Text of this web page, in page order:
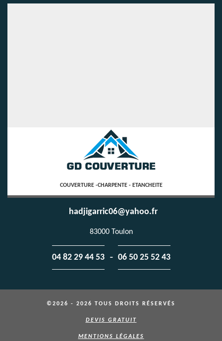
COUVERTURE -CHARPENTE - ETANCHEITE
hadjigarric06@yahoo.fr
83000 Toulon
04 82 29 44 53 - 06 50 25 52 43
©2026 - 2026 TOUS DROITS RÉSERVÉS
DEVIS GRATUIT
MENTIONS LÉGALES